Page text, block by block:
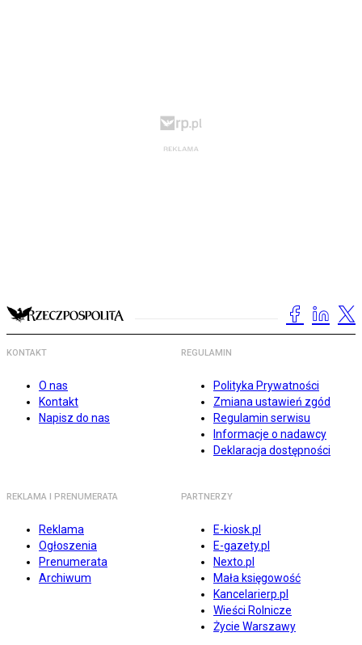
KONTAKT
O nas
Kontakt
Napisz do nas
REGULAMIN
Polityka Prywatności
Zmiana ustawień zgód
Regulamin serwisu
Informacje o nadawcy
Deklaracja dostępności
REKLAMA I PRENUMERATA
Reklama
Ogłoszenia
Prenumerata
Archiwum
PARTNERZY
E-kiosk.pl
E-gazety.pl
Nexto.pl
Mała księgowość
Kancelarierp.pl
Wieści Rolnicze
Życie Warszawy